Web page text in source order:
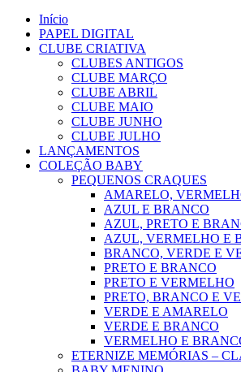
Início
PAPEL DIGITAL
CLUBE CRIATIVA
CLUBES ANTIGOS
CLUBE MARÇO
CLUBE ABRIL
CLUBE MAIO
CLUBE JUNHO
CLUBE JULHO
LANÇAMENTOS
COLEÇÃO BABY
PEQUENOS CRAQUES
AMARELO,
AZUL E BRANCO
AZUL, PRETO E
AZUL, VERMELHO E
BRANCO, VERDE E
PRETO E BRANCO
PRETO E VERMELHO
PRETO, BRANCO E
VERDE E AMARELO
VERDE E BRANCO
VERMELHO E
ETERNIZE MEMÓRIAS –